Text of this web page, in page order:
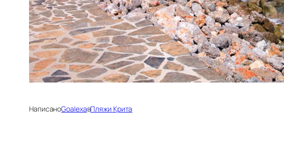
НаписаноGoalexaвПляжи Крита